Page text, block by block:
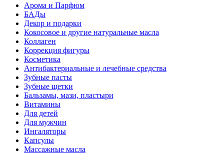
Арома и Парфюм
БАДы
Декор и подарки
Кокосовое и другие натуральные масла
Коллаген
Коррекция фигуры
Косметика
Антибактериальные и лечебные средства
Зубные пасты
Зубные щетки
Бальзамы, мази, пластыри
Витамины
Для детей
Для мужчин
Ингаляторы
Капсулы
Массажные масла